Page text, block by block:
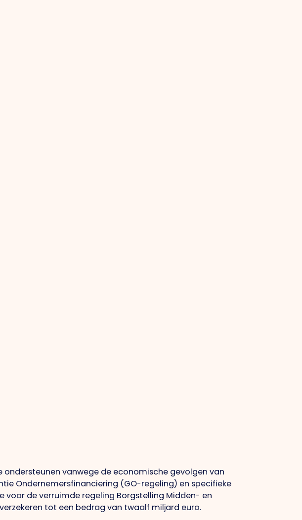
vanwege de economische gevolgen van
Ondernemersfinanciering (GO-regeling) en specifieke
de verruimde regeling Borgstelling Midden- en
tot een bedrag van twaalf miljard euro.